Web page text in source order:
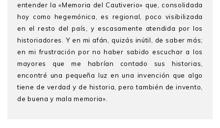
entender la «Memoria del Cautiverio» que, consolidada
hoy como hegemónica, es regional, poco visibilizada
en el resto del país, y escasamente atendida por los
historiadores. Y en mi afán, quizás inútil, de saber más;
en mi frustración por no haber sabido escuchar a los
mayores que me habrían contado sus historias,
encontré una pequeña luz en una invención que algo
tiene de verdad y de historia, pero también de invento,
de buena y mala memoria».